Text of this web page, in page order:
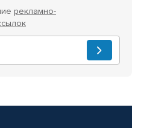
рекламно-